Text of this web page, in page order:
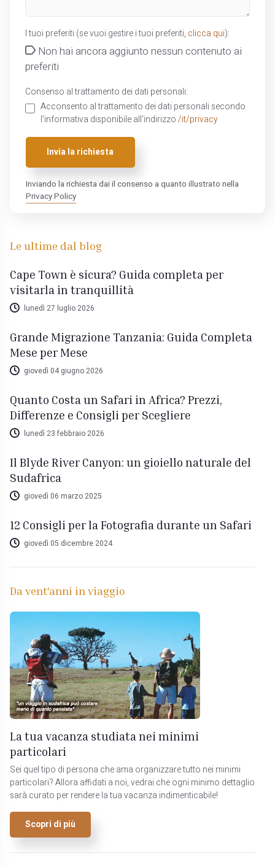
I tuoi preferiti (se vuoi gestire i tuoi preferiti, clicca qui):
Non hai ancora aggiunto nessun contenuto ai
preferiti
Consenso al trattamento dei dati personali:
Acconsento al trattamento dei dati personali secondo
l'informativa disponibile all'indirizzo /it/privacy
Invia la richiesta
Inviando la richiesta dai il consenso a quanto illustrato nella
Privacy Policy
Le ultime dal blog
Cape Town è sicura? Guida completa per
visitarla in tranquillità
lunedì 27 luglio 2026
Grande Migrazione Tanzania: Guida Completa
Mese per Mese
giovedì 04 giugno 2026
Quanto Costa un Safari in Africa? Prezzi,
Differenze e Consigli per Scegliere
lunedì 23 febbraio 2026
Il Blyde River Canyon: un gioiello naturale del
Sudafrica
giovedì 06 marzo 2025
12 Consigli per la Fotografia durante un Safari
giovedì 05 dicembre 2024
Da vent'anni in viaggio
La tua vacanza studiata nei minimi
particolari
Sei quel tipo di persona che ama organizzare tutto nei minimi
particolari? Allora affidati a noi, vedrai che ogni minimo dettaglio
sarà curato per rendere la tua vacanza indimenticabile!
Scopri di più